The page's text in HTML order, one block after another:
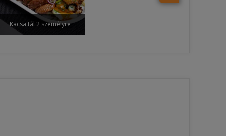
Kacsa tál 2 személyre